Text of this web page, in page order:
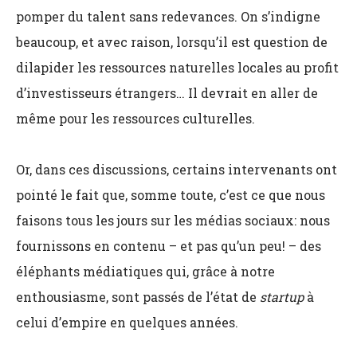
pomper du talent sans redevances. On s’indigne
beaucoup, et avec raison, lorsqu’il est question de
dilapider les ressources naturelles locales au profit
d’investisseurs étrangers… Il devrait en aller de
même pour les ressources culturelles.
Or, dans ces discussions, certains intervenants ont
pointé le fait que, somme toute, c’est ce que nous
faisons tous les jours sur les médias sociaux: nous
fournissons en contenu – et pas qu’un peu! – des
éléphants médiatiques qui, grâce à notre
enthousiasme, sont passés de l’état de startupà
celui d’empire en quelques années.